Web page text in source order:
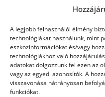
A legjobb felhasználói élmény
technológiákat használunk, mint
eszközinformációkat és/vagy
technológiákhoz való
adatokat dolgozzunk fel ezen az
vagy az egyedi azonosítók. A
visszavonása hátrányosan
funkciókat.
Magyarországon: milyen
Akciós külföldi nyaralás
ellenőrizz az ár mellett?
A Kassai Irodaház modern